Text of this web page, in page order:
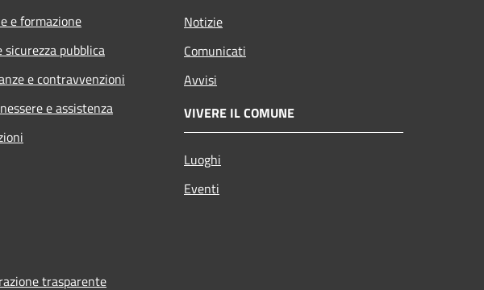
e formazione
sicurezza pubblica
e contravvenzioni
e assistenza
Notizie
Comunicati
Avvisi
VIVERE IL COMUNE
Luoghi
Eventi
trasparente